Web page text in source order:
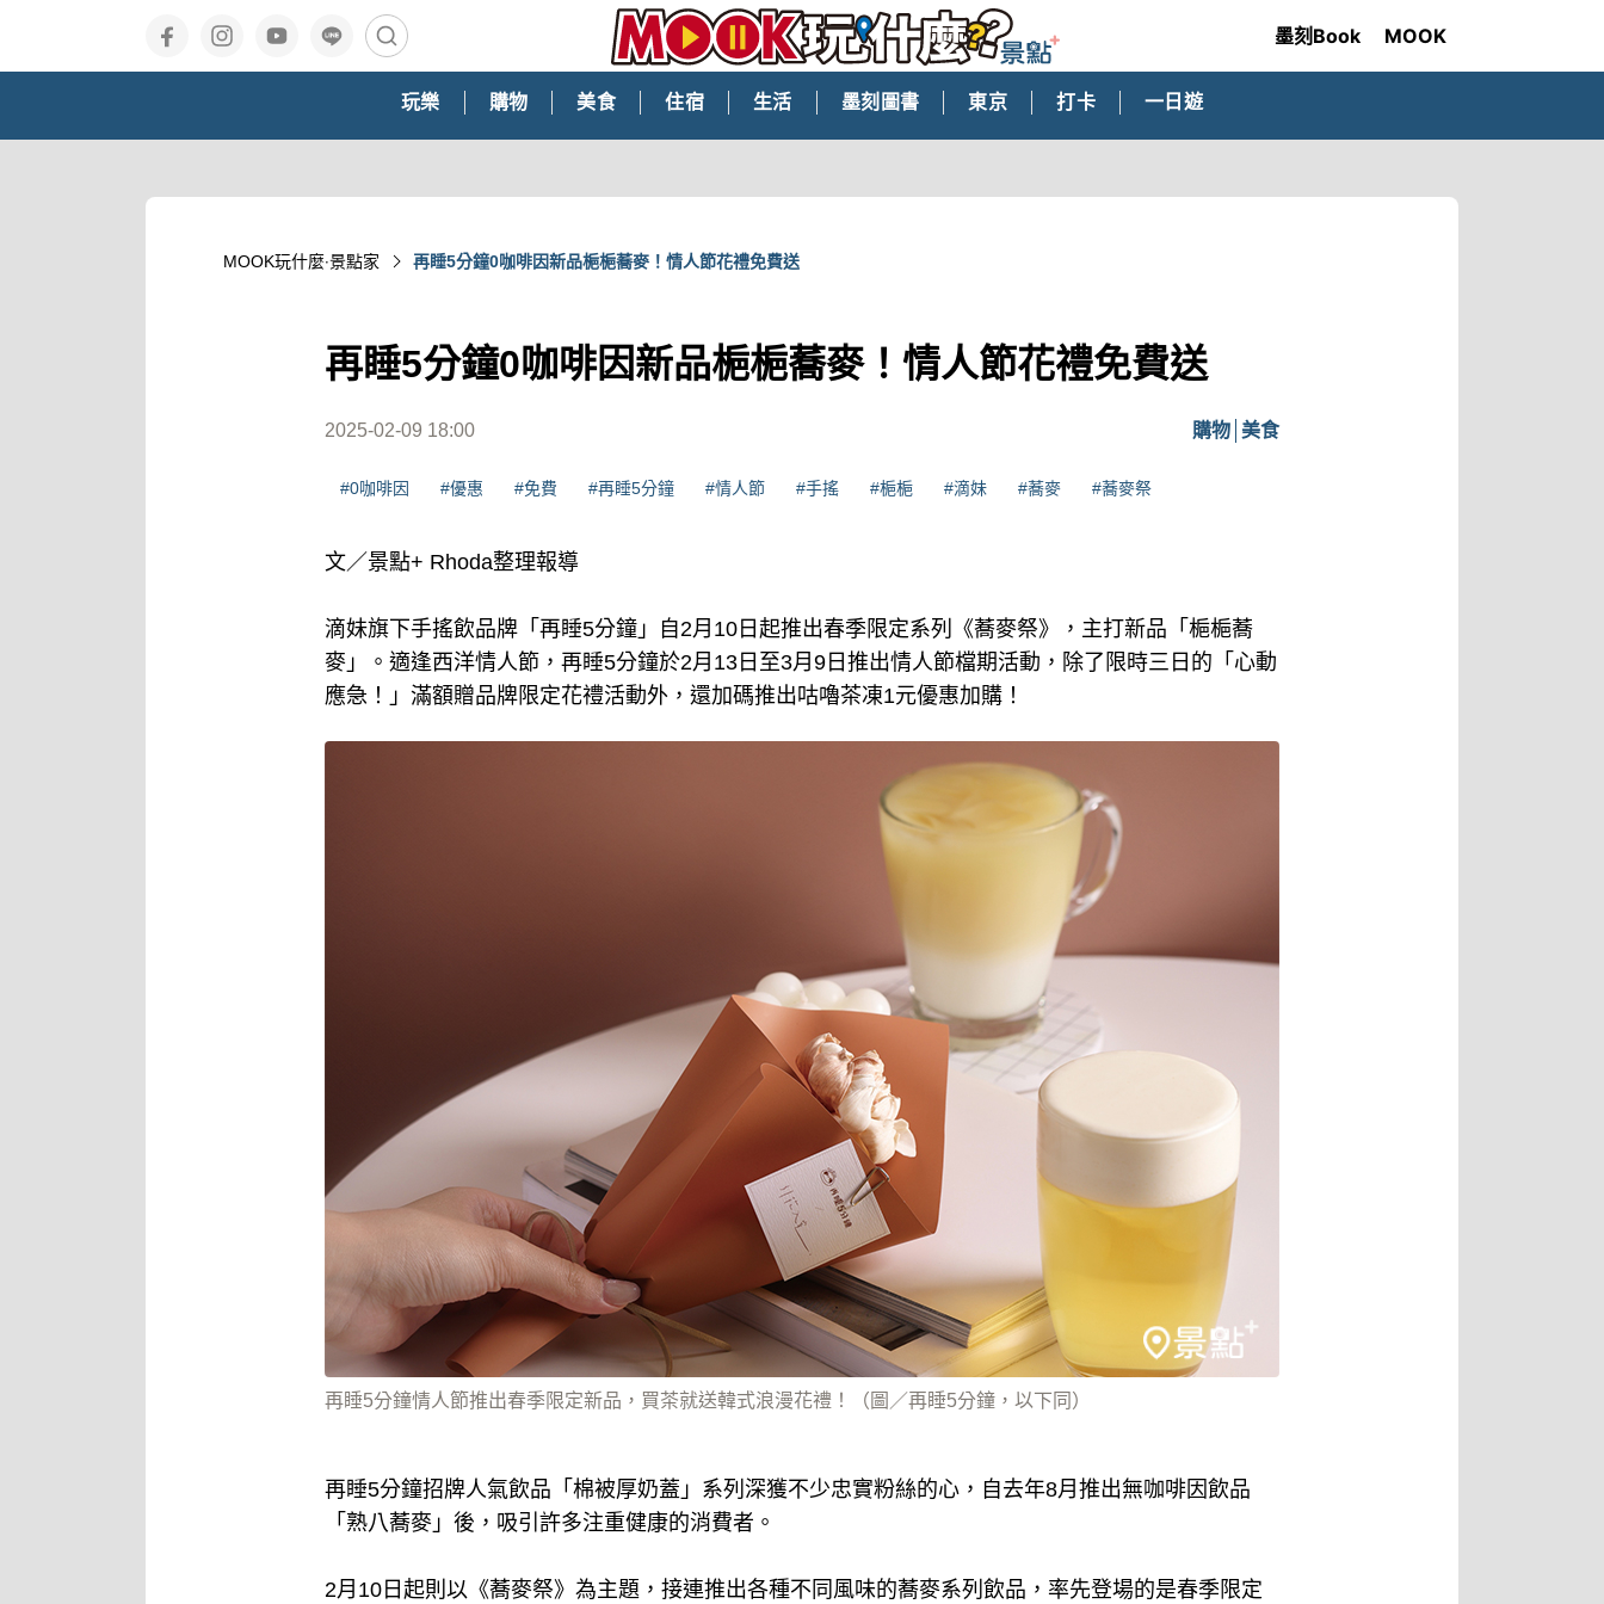
墨刻Book MOOK
玩樂 購物 美食 住宿 生活 墨刻圖書 東京 打卡 一日遊
MOOK玩什麼‧景點家 再睡5分鐘0咖啡因新品梔梔蕎麥！情人節花禮免費送
再睡5分鐘0咖啡因新品梔梔蕎麥！情人節花禮免費送
2025-02-09 18:00 購物 美食
#0咖啡因 #優惠 #免費 #再睡5分鐘 #情人節 #手搖 #梔梔 #滴妹 #蕎麥 #蕎麥祭
文／景點+ Rhoda整理報導
滴妹旗下手搖飲品牌「再睡5分鐘」自2月10日起推出春季限定系列《蕎麥祭》，主打新品「梔梔蕎
麥」。適逢西洋情人節，再睡5分鐘於2月13日至3月9日推出情人節檔期活動，除了限時三日的「心動
應急！」滿額贈品牌限定花禮活動外，還加碼推出咕嚕茶凍1元優惠加購！
再睡5分鐘情人節推出春季限定新品，買茶就送韓式浪漫花禮！（圖／再睡5分鐘，以下同）
再睡5分鐘招牌人氣飲品「棉被厚奶蓋」系列深獲不少忠實粉絲的心，自去年8月推出無咖啡因飲品
「熟八蕎麥」後，吸引許多注重健康的消費者。
2月10日起則以《蕎麥祭》為主題，接連推出各種不同風味的蕎麥系列飲品，率先登場的是春季限定